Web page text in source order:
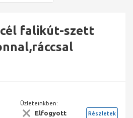
falikút-szett
Üzleteinkben:
Elfogyott Részletek